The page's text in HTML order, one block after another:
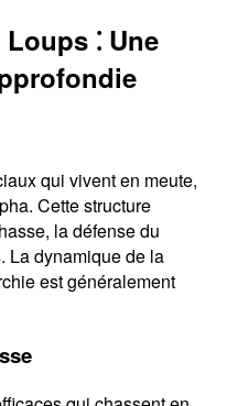
⁚ Une
qui vivent en meute,
Cette structure
la défense du
La dynamique de la
est généralement